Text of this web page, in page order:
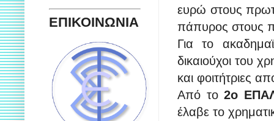
ευρώ στους
πάπυρος στους
Για το
δικαιούχοι του
και φοιτήτριες
Από το 2ο
έλαβε το
ΕΠΙΚΟΙΝΩΝΙΑ